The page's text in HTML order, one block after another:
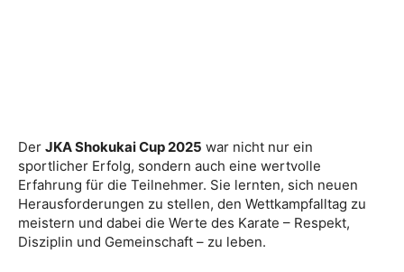
Der JKA Shokukai Cup 2025 war nicht nur ein
sportlicher Erfolg, sondern auch eine wertvolle
Erfahrung für die Teilnehmer. Sie lernten, sich neuen
Herausforderungen zu stellen, den Wettkampfalltag zu
meistern und dabei die Werte des Karate – Respekt,
Disziplin und Gemeinschaft – zu leben.